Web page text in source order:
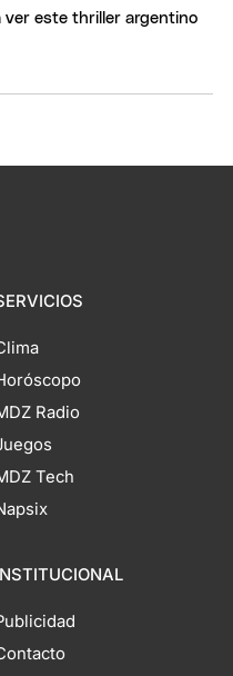
ver este thriller argentino
Radio
Tech